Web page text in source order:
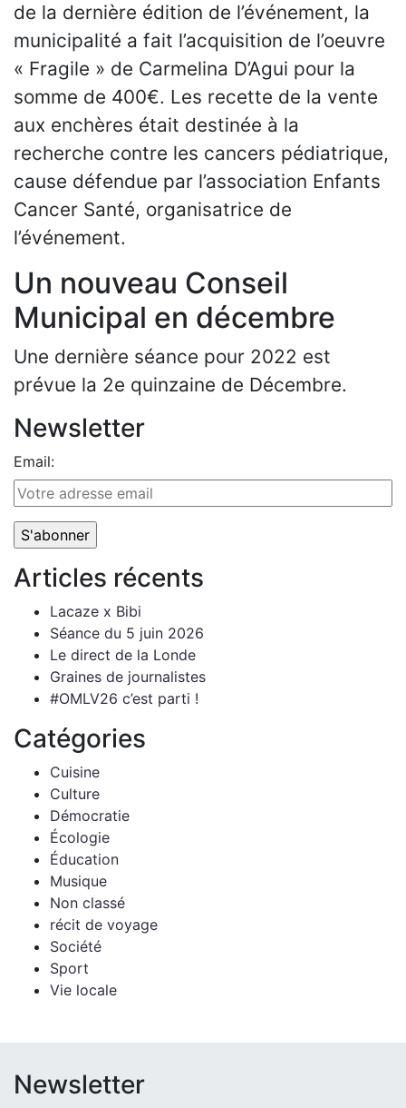
de la dernière édition de l’événement, la
municipalité a fait l’acquisition de l’oeuvre
« Fragile » de Carmelina D’Agui pour la
somme de 400€. Les recette de la vente
aux enchères était destinée à la
recherche contre les cancers pédiatrique,
cause défendue par l’association Enfants
Cancer Santé, organisatrice de
l’événement.
Un nouveau Conseil
Municipal en décembre
Une dernière séance pour 2022 est
prévue la 2e quinzaine de Décembre.
Newsletter
Email:
Articles récents
Lacaze x Bibi
Séance du 5 juin 2026
Le direct de la Londe
Graines de journalistes
#OMLV26 c’est parti !
Catégories
Cuisine
Culture
Démocratie
Écologie
Éducation
Musique
Non classé
récit de voyage
Société
Sport
Vie locale
Newsletter